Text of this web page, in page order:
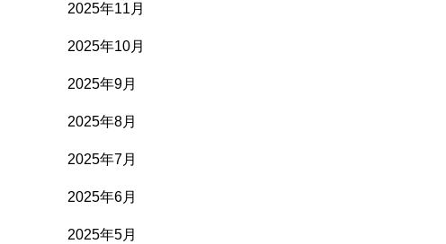
2025年11月
2025年10月
2025年9月
2025年8月
2025年7月
2025年6月
2025年5月